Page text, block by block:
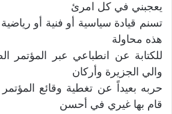
يعجبني في كل امرئ
تسنم قيادة سياسية أو فنية أو
هذه محاولة
للكتابة عن انطباعي عبر
والي الجزيرة وأركان
حربه بعيداً عن تغطية وقائع
قام بها غيري في أحسن